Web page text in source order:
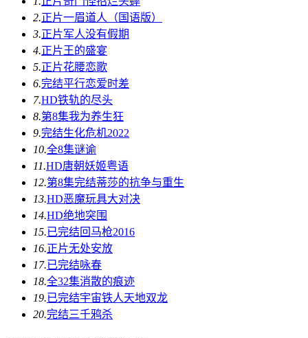
2.正片一眉道人（国语版）
3.正片军人没有假期
4.正片王的盛宴
5.正片花腰恋歌
6.完结平行恋爱时差
7.HD铁轨的尽头
8.第8集我为养生狂
9.完结生化危机2022
10.全8集谜谕
11.HD唐朝妖姬粤语
12.第8集完结蒂莎的抗争与重生
13.HD恶魔玩具大对决
14.HD绝地突围
15.已完结回马枪2016
16.正片无处安放
17.已完结咏春
18.全32集消散的痕迹
19.已完结宇宙铁人天地双龙
20.完结三千鸦杀